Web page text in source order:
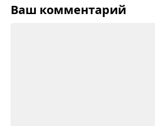
Ваш комментарий